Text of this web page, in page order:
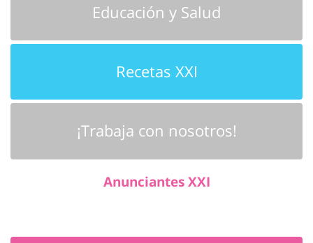
Educación y Salud
Recetas XXI
¡Trabaja con nosotros!
Anunciantes XXI